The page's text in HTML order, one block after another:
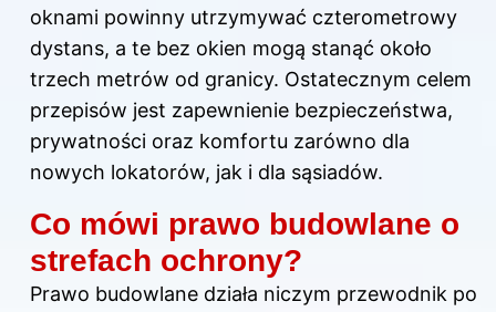
oknami powinny utrzymywać czterometrowy
dystans, a te bez okien mogą stanąć około
trzech metrów od granicy. Ostatecznym celem
przepisów jest zapewnienie bezpieczeństwa,
prywatności oraz komfortu zarówno dla
nowych lokatorów, jak i dla sąsiadów.
Co mówi prawo budowlane o
strefach ochrony?
Prawo budowlane działa niczym przewodnik po